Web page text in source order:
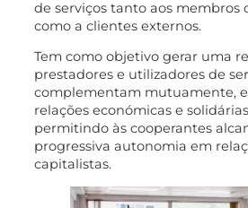
de serviços tanto aos membros
como a clientes externos.
Tem como objetivo gerar uma
prestadores e utilizadores de
complementam mutuamente,
relações económicas e
permitindo às cooperantes
progressiva autonomia em
capitalistas.